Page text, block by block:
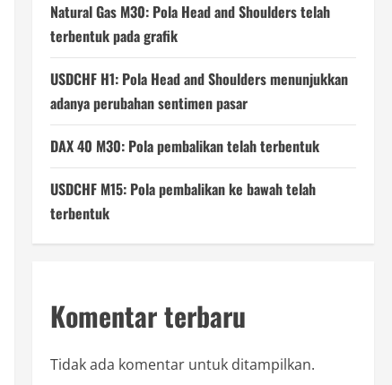
Natural Gas M30: Pola Head and Shoulders telah
terbentuk pada grafik
USDCHF H1: Pola Head and Shoulders menunjukkan
adanya perubahan sentimen pasar
DAX 40 M30: Pola pembalikan telah terbentuk
USDCHF M15: Pola pembalikan ke bawah telah
terbentuk
Komentar terbaru
Tidak ada komentar untuk ditampilkan.